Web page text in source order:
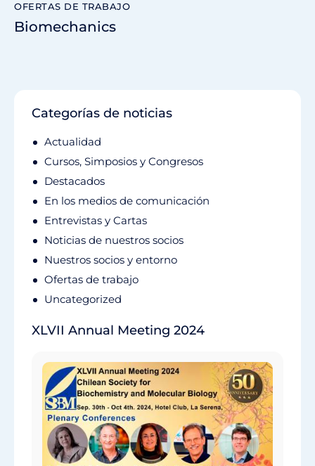
OFERTAS DE TRABAJO
Biomechanics
Categorías de noticias
Actualidad
Cursos, Simposios y Congresos
Destacados
En los medios de comunicación
Entrevistas y Cartas
Noticias de nuestros socios
Nuestros socios y entorno
Ofertas de trabajo
Uncategorized
XLVII Annual Meeting 2024